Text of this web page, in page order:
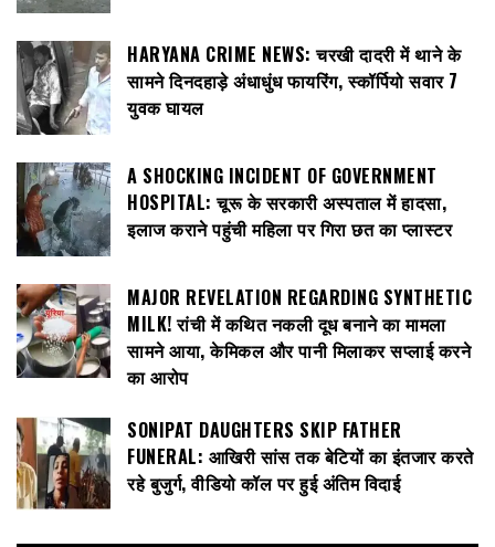
HARYANA CRIME NEWS: चरखी दादरी में थाने के
सामने दिनदहाड़े अंधाधुंध फायरिंग, स्कॉर्पियो सवार 7
युवक घायल
A SHOCKING INCIDENT OF GOVERNMENT
HOSPITAL: चूरू के सरकारी अस्पताल में हादसा,
इलाज कराने पहुंची महिला पर गिरा छत का प्लास्टर
MAJOR REVELATION REGARDING SYNTHETIC
MILK! रांची में कथित नकली दूध बनाने का मामला
सामने आया, केमिकल और पानी मिलाकर सप्लाई करने
का आरोप
SONIPAT DAUGHTERS SKIP FATHER
FUNERAL: आखिरी सांस तक बेटियों का इंतजार करते
रहे बुजुर्ग, वीडियो कॉल पर हुई अंतिम विदाई